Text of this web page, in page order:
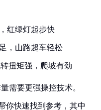
红绿灯起步快
，山路超车轻松
扭矩强，爬坡有劲
需要更强操控技术。
你快速找到参考，其中